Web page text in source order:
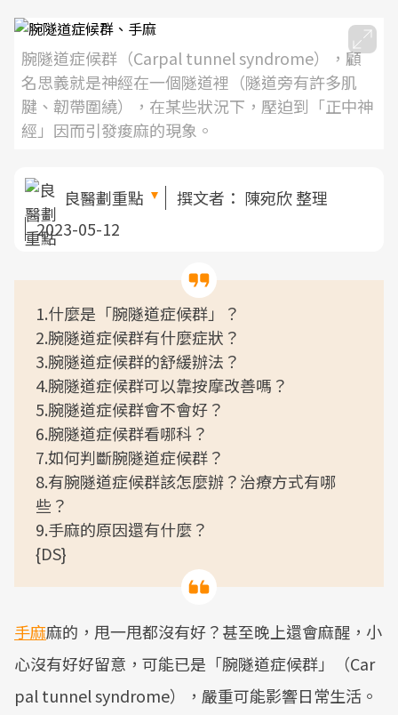
腕隧道症候群（Carpal tunnel syndrome），顧
名思義就是神經在一個隧道裡（隧道旁有許多肌
腱、韌帶圍繞），在某些狀況下，壓迫到「正中神
經」因而引發痠麻的現象。
良醫劃重點 撰文者： 陳宛欣 整理
2023-05-12
1.什麼是「腕隧道症候群」？
2.腕隧道症候群有什麼症狀？
3.腕隧道症候群的舒緩辦法？
4.腕隧道症候群可以靠按摩改善嗎？
5.腕隧道症候群會不會好？
6.腕隧道症候群看哪科？
7.如何判斷腕隧道症候群？
8.有腕隧道症候群該怎麼辦？治療方式有哪
些？
9.手麻的原因還有什麼？
{DS}
手麻麻的，甩一甩都沒有好？甚至晚上還會麻醒，小
心沒有好好留意，可能已是「腕隧道症候群」（Car
pal tunnel syndrome），嚴重可能影響日常生活。